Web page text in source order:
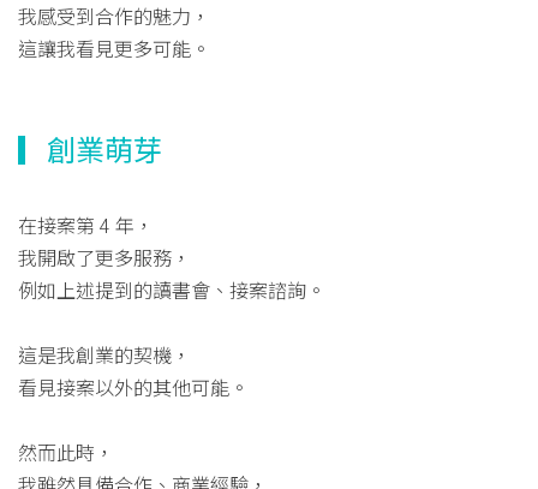
我感受到合作的魅力，
這讓我看見更多可能。
▎創業萌芽
在接案第 4 年，
我開啟了更多服務，
例如上述提到的讀書會、接案諮詢。
這是我創業的契機，
看見接案以外的其他可能。
然而此時，